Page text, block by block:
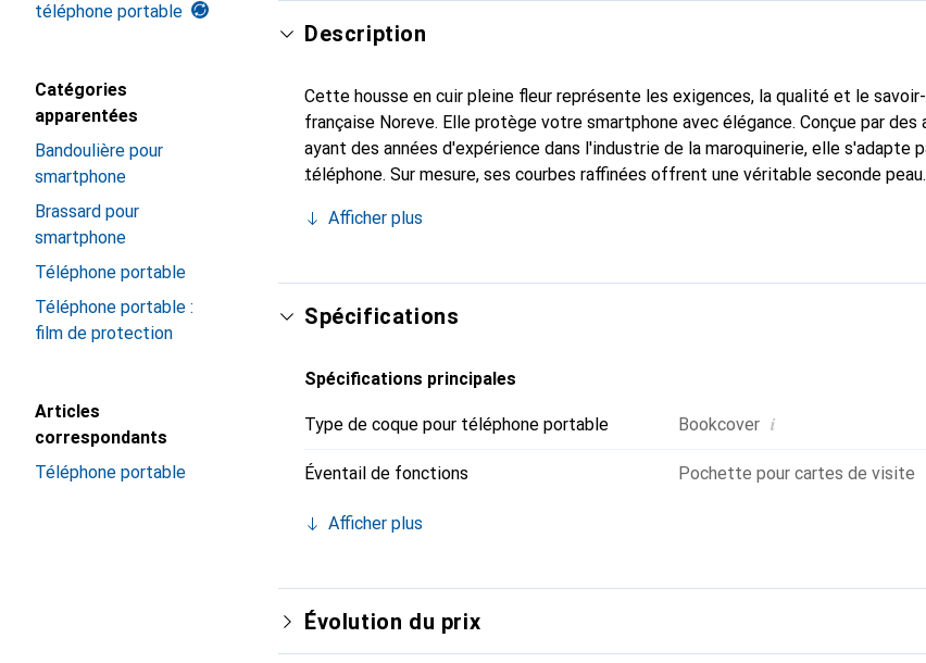
téléphone portable
Catégories
apparentées
Bandoulière pour
smartphone
Brassard pour
smartphone
Téléphone portable
Téléphone portable :
film de protection
Articles
correspondants
Téléphone portable
Description
Cette housse en cuir pleine fleur représente les exigences, la qualité et le
française Noreve. Elle protège votre smartphone avec élégance. Conçue par
ayant des années d'expérience dans l'industrie de la maroquinerie, elle s'adapte
téléphone. Sur mesure, ses courbes raffinées offrent une véritable seconde
qualité, la marque Noreve est un choix fiable pour une clientèle exigeante.
Afficher plus
Spécifications
Spécifications principales
Type de coque pour téléphone portable Bookcover i
Éventail de fonctions Pochette pour cartes de visite
Afficher plus
Évolution du prix